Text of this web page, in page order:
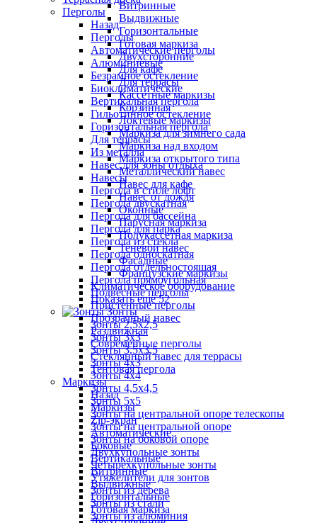
Витринные
Выдвижные
Горизонтальные
Готовая маркиза
Двухсторонние
Для кафе
Для террасы
Кассетные маркизы
Корзинная
Локтевые маркизы
Маркиза для зимнего сада
Маркиза над входом
Маркиза открытого типа
Металлический навес
Навес для кафе
Навес от дождя
Оконные
Парусная маркиза
Полукассетная маркиза
Теневой навес
Фасадные
Французские маркизы
Климатическое оборудование
Показать ещё 52
Зонты
Зонты 2,5х2,5
Зонты 3х3
Зонты 3,5х3,5
Зонты 4х3
Зонты 4х4
Зонты 4,5х4,5
Зонты 5х5
Зонты на центральной опоре телескопы
Зонты на центральной опоре
Зонты на боковой опоре
Двухкупольные зонты
Четырехкупольные зонты
Утяжелители для зонтов
Зонты из дерева
Зонты из стали
Зонты из алюминия
Перголы
Назад
Перголы
Автоматические перголы
Алюминиевые
Безрамное остекление
Биоклиматические
Вертикальная пергола
Гильотинное остекление
Горизонтальная пергола
Для террасы
Из металла
Навес для зоны отдыха
Навесы
Пергола в стиле лофт
Пергола двускатная
Пергола для бассейна
Пергола для парка
Пергола из стекла
Пергола односкатная
Пергола отдельностоящая
Пергола прямоугольная
Подвесные перголы
Пристенные перголы
Прозрачный навес
Раздвижная
Современные перголы
Стеклянный навес для террасы
Тентовая пергола
Маркизы
Назад
Маркизы
Zip-экран
Автоматические
Боковые
Вертикальные
Витринные
Выдвижные
Горизонтальные
Готовая маркиза